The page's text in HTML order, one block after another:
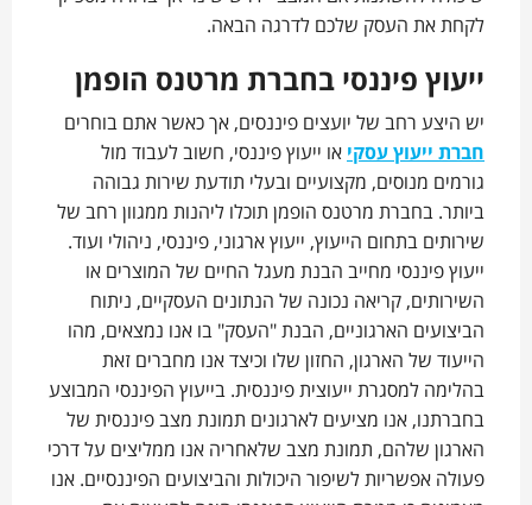
לקחת את העסק שלכם לדרגה הבאה.
ייעוץ פיננסי בחברת מרטנס הופמן
יש היצע רחב של יועצים פיננסים, אך כאשר אתם בוחרים
חברת ייעוץ עסקי או ייעוץ פיננסי, חשוב לעבוד מול
גורמים מנוסים, מקצועיים ובעלי תודעת שירות גבוהה
ביותר. בחברת מרטנס הופמן תוכלו ליהנות ממגוון רחב של
שירותים בתחום הייעוץ, ייעוץ ארגוני, פיננסי, ניהולי ועוד.
ייעוץ פיננסי מחייב הבנת מעגל החיים של המוצרים או
השירותים, קריאה נכונה של הנתונים העסקיים, ניתוח
הביצועים הארגוניים, הבנת "העסק" בו אנו נמצאים, מהו
הייעוד של הארגון, החזון שלו וכיצד אנו מחברים זאת
בהלימה למסגרת ייעוצית פיננסית. בייעוץ הפיננסי המבוצע
בחברתנו, אנו מציעים לארגונים תמונת מצב פיננסית של
הארגון שלהם, תמונת מצב שלאחריה אנו ממליצים על דרכי
פעולה אפשריות לשיפור היכולות והביצועים הפיננסיים. אנו